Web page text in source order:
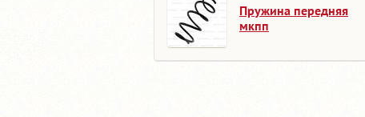
Пружина передняя
мкпп